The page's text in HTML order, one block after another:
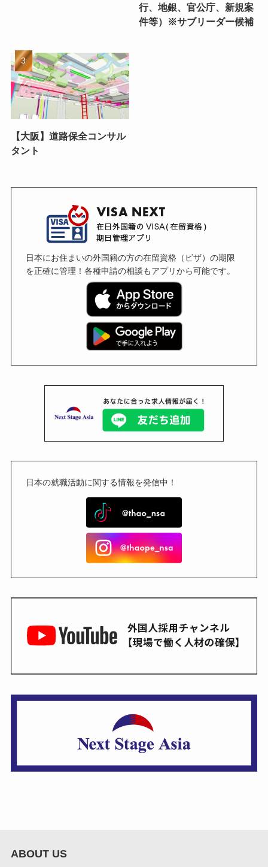
行、地銀、官公庁、新規案
件等）※サブリーダー候補
【大阪】道路保全コンサル
タント
日本にお住まいの外国籍の方の在留資格（ビザ）の期限
を正確に管理！各種申請の相談もアプリから可能です。
日本の就職活動に関する情報を発信中！
ABOUT US